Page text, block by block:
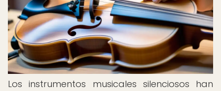
Los instrumentos musicales silenciosos han